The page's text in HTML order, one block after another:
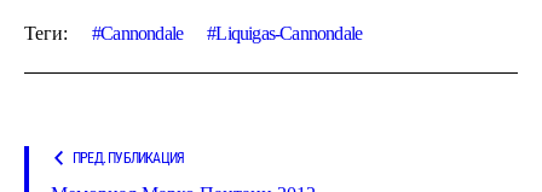
Теги: Cannondale Liquigas-Cannondale
ПРЕД. ПУБЛИКАЦИЯ